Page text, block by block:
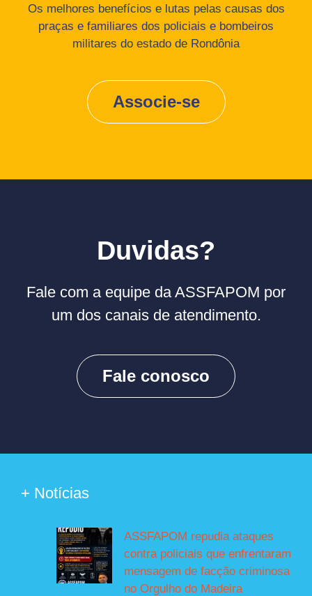
Os melhores benefícios e lutas pelas causas dos
praças e familiares dos policiais e bombeiros
militares do estado de Rondônia
Associe-se
Duvidas?
Fale com a equipe da ASSFAPOM por
um dos canais de atendimento.
Fale conosco
+ Notícias
ASSFAPOM repudia ataques
contra policiais que enfrentaram
mensagem de facção criminosa
no Orgulho do Madeira